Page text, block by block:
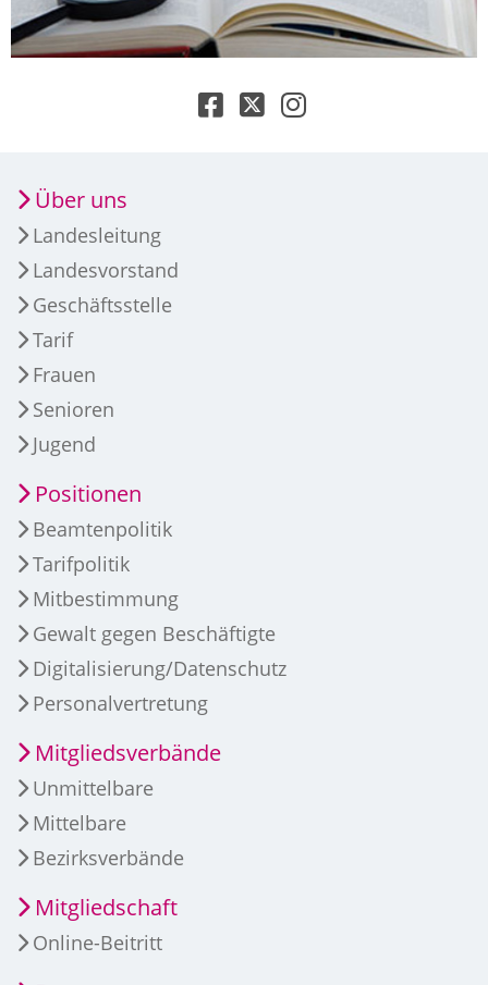
Über uns
Landesleitung
Landesvorstand
Geschäftsstelle
Tarif
Frauen
Senioren
Jugend
Positionen
Beamtenpolitik
Tarifpolitik
Mitbestimmung
Gewalt gegen Beschäftigte
Digitalisierung/Datenschutz
Personalvertretung
Mitgliedsverbände
Unmittelbare
Mittelbare
Bezirksverbände
Mitgliedschaft
Online-Beitritt